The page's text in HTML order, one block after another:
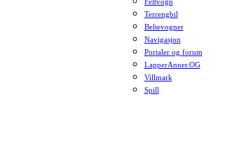
Feltvogn
Terrengbil
Beltevogner
Navigasjon
Portaler og forum
LapperAnner.OG
Villmark
Spill